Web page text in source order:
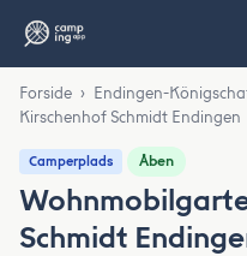
Forside › Endingen-
Kirschenhof Schmidt Endingen
Camperplads Åben
Schmidt